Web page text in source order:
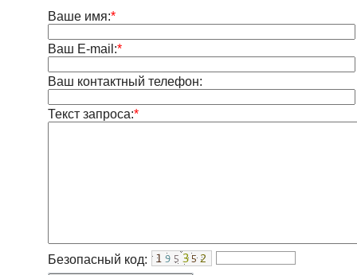
Ваше имя:*
Ваш E-mail:*
Ваш контактный телефон:
Текст запроса:*
Безопасный код: